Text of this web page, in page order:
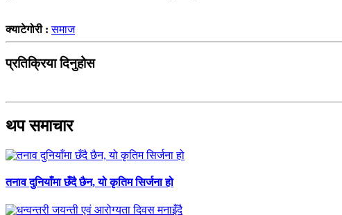
क्याटेगोरी :समाज
प्रतिक्रिया दिनुहोस
थप समाचार
तनाव दुनियाँमा छँदै छैन, यो कृतिम सिर्जना हो